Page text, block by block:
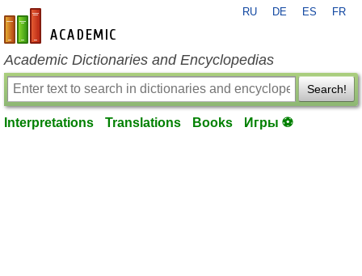
en-academic.com
RU DE ES FR
Academic Dictionaries and Encyclopedias
Search!
Interpretations Translations Books Игры ⚽